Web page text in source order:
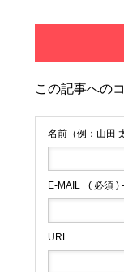
この記事への
名前（例：山田
E-MAIL ( 必須 )
URL